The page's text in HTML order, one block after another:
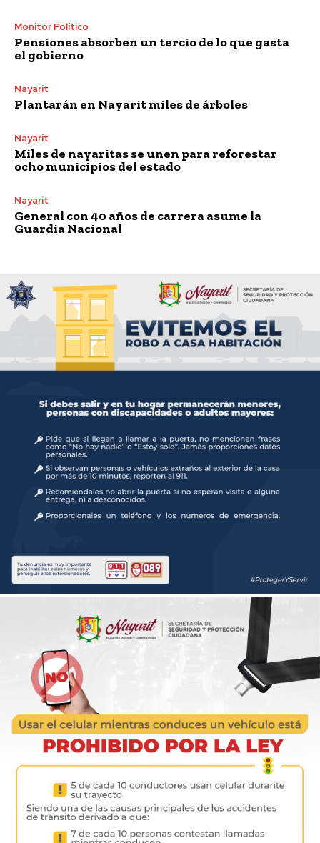
Monitor Político
Pensiones absorben un tercio de lo que gasta
el gobierno
Nayarit
Plantarán en Nayarit miles de árboles
Nayarit
Miles de nayaritas se unen para reforestar
ocho municipios del estado
Nayarit
General con 40 años de carrera asume la
Guardia Nacional